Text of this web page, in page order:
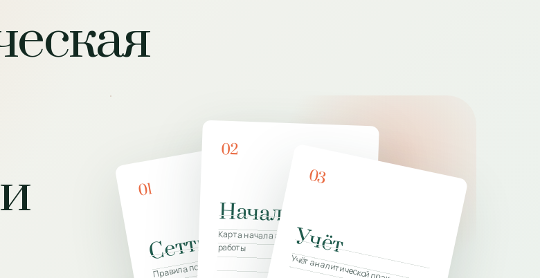
01
Сеттинг
Правила психоаналитического
02
Начало
Карта начала аналитической
работы
03
Учёт
Учёт аналитической практики